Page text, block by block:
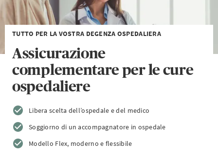
TUTTO PER LA VOSTRA DEGENZA OSPEDALIERA
Assicurazione
complementare per le cure
ospedaliere
Libera scelta dell’ospedale e del medico
Soggiorno di un accompagnatore in ospedale
Modello Flex, moderno e flessibile